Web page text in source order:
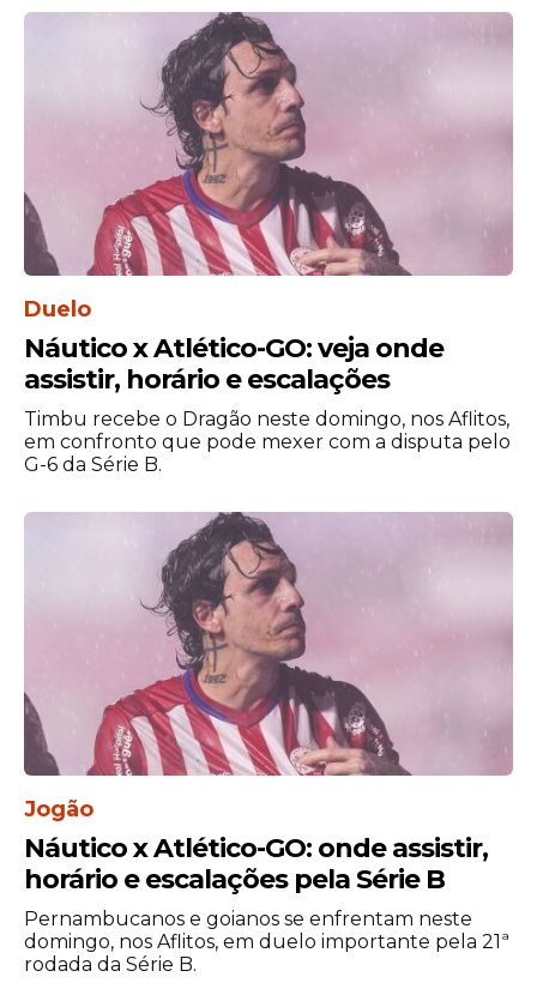
carreira.
O atacante é o maior artilheiro da história
de Portugal e segue sendo peça
fundamental na equipe de Roberto
Martínez. A Copa de 2026 pode ser sua
inédita e encerrar sua trajetória pela
seleção de maneira histórica.
Por isso, a expectativa em torno de sua
participação é uma das maiores desta
edição do torneio.
Duelo
Náutico x Atlético-GO: veja onde
assistir, horário e escalações
Timbu recebe o Dragão neste domingo, nos Aflitos,
em confronto que pode mexer com a disputa pelo
G-6 da Série B.
Jogão
Náutico x Atlético-GO: onde assistir,
horário e escalações pela Série B
Pernambucanos e goianos se enfrentam neste
domingo, nos Aflitos, em duelo importante pela 21ª
rodada da Série B.